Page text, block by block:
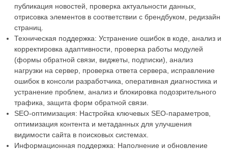
публикация новостей, проверка актуальности данных,
отрисовка элементов в соответствии с брендбуком, редизайн
страниц.
Техническая поддержка: Устранение ошибок в коде, анализ и
корректировка адаптивности, проверка работы модулей
(формы обратной связи, виджеты, подписки), анализ
нагрузки на сервер, проверка ответа сервера, исправление
ошибок в консоли разработчика, оперативная диагностика и
устранение проблем, анализ и блокировка подозрительного
трафика, защита форм обратной связи.
SEO-оптимизация: Настройка ключевых SEO-параметров,
оптимизация контента и метаданных для улучшения
видимости сайта в поисковых системах.
Информационная поддержка: Наполнение и обновление